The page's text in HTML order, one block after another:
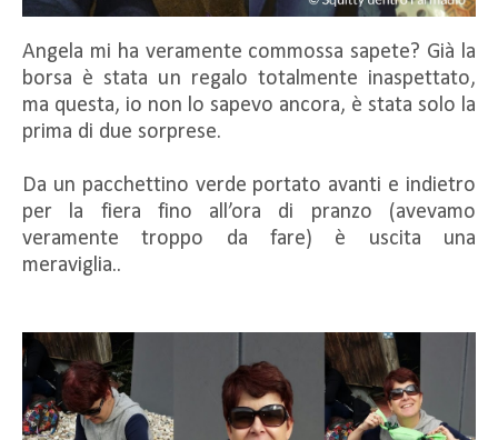
Angela mi ha veramente commossa sapete? Già la
borsa è stata un regalo totalmente inaspettato,
ma questa, io non lo sapevo ancora, è stata solo la
prima di due sorprese.
Da un pacchettino verde portato avanti e indietro
per la fiera fino all’ora di pranzo (avevamo
veramente troppo da fare) è uscita una
meraviglia..